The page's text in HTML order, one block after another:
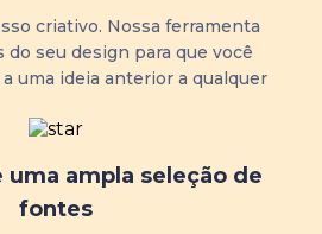
criativo. Nossa ferramenta
do seu design para que você
uma ideia anterior a qualquer
uma ampla seleção de
fontes